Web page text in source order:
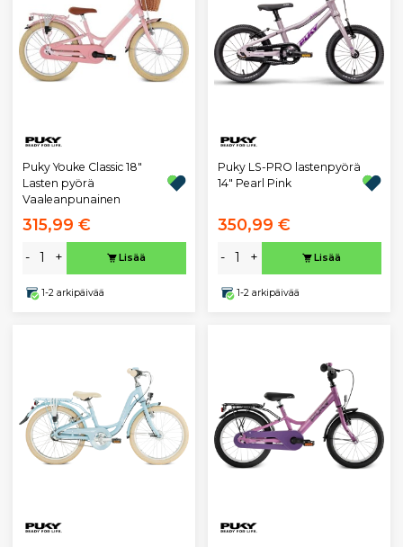
Puky Youke Classic 18"
Lasten pyörä
Vaaleanpunainen
315,99 €
- + Lisää
1-2 arkipäivää
Puky LS-PRO lastenpyörä
14" Pearl Pink
350,99 €
- + Lisää
1-2 arkipäivää